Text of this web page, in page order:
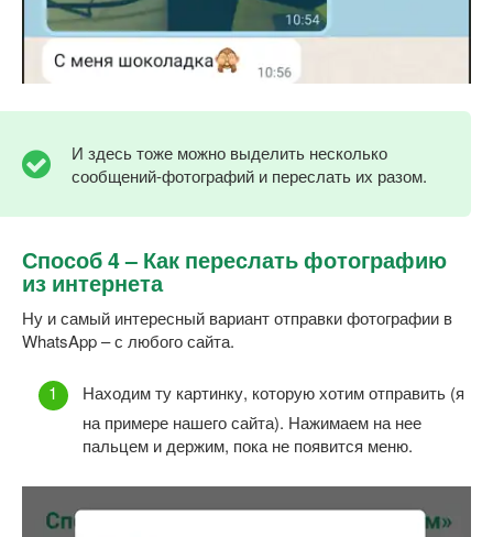
И здесь тоже можно выделить несколько
сообщений-фотографий и переслать их разом.
Способ 4 – Как переслать фотографию
из интернета
Ну и самый интересный вариант отправки фотографии в
WhatsApp – с любого сайта.
Находим ту картинку, которую хотим отправить (я
на примере нашего сайта). Нажимаем на нее
пальцем и держим, пока не появится меню.